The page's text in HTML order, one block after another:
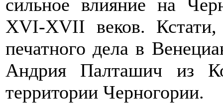
сильное влияние на
XVI-XVII веков.
печатного дела в
Андрия Палташич из
территории Черногории.